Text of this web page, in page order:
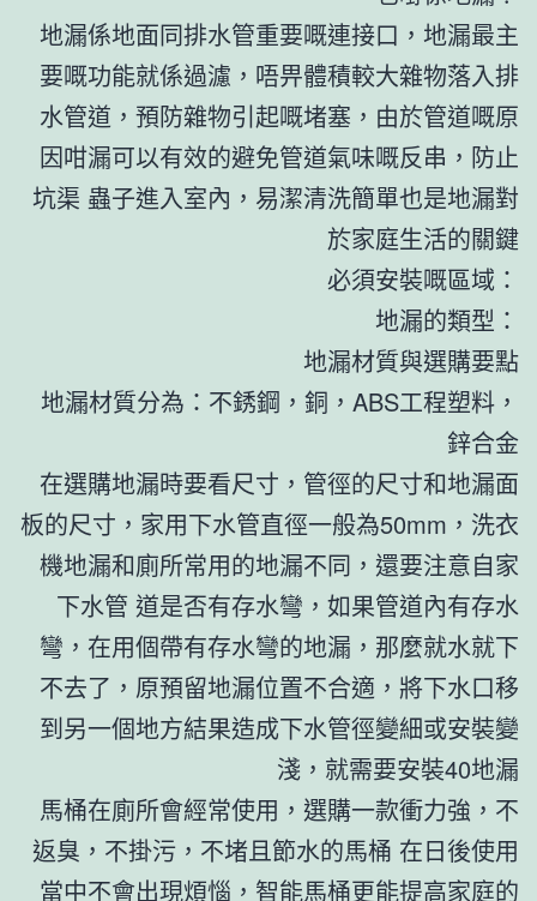
地漏係地面同排水管重要嘅連接口，地漏最主
要嘅功能就係過濾，唔畀體積較大雜物落入排
水管道，預防雜物引起嘅堵塞，由於管道嘅原
因咁漏可以有效的避免管道氣味嘅反串，防止
坑渠 蟲子進入室內，易潔清洗簡單也是地漏對
於家庭生活的關鍵
必須安裝嘅區域：
地漏的類型：
地漏材質與選購要點
地漏材質分為：不銹鋼，銅，ABS工程塑料，
鋅合金
在選購地漏時要看尺寸，管徑的尺寸和地漏面
板的尺寸，家用下水管直徑一般為50mm，洗衣
機地漏和廁所常用的地漏不同，還要注意自家
下水管 道是否有存水彎，如果管道內有存水
彎，在用個帶有存水彎的地漏，那麼就水就下
不去了，原預留地漏位置不合適，將下水口移
到另一個地方結果造成下水管徑變細或安裝變
淺，就需要安裝40地漏
馬桶在廁所會經常使用，選購一款衝力強，不
返臭，不掛污，不堵且節水的馬桶 在日後使用
當中不會出現煩惱，智能馬桶更能提高家庭的